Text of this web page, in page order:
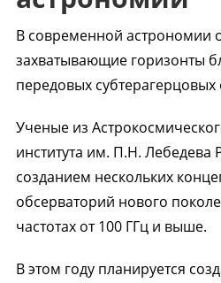
В современной астрономии
захватывающие горизонты
передовых
Ученые из
института им. П.Н. Лебедева
созданием нескольких
обсерваторий нового
частотах от 100 ГГц и выше.
В этом году планируется